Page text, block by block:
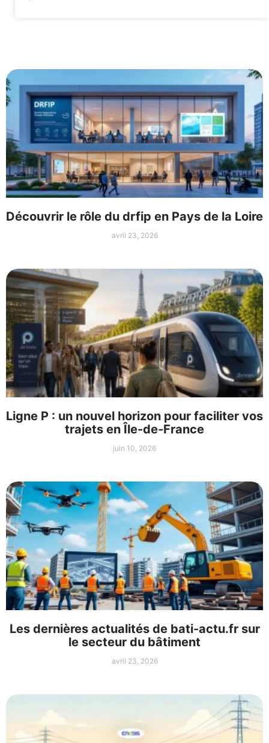
Découvrir le rôle du drfip en Pays de la Loire
avril 23, 2026
Ligne P : un nouvel horizon pour faciliter vos
trajets en Île-de-France
juin 10, 2026
Les dernières actualités de bati-actu.fr sur
le secteur du bâtiment
avril 23, 2026